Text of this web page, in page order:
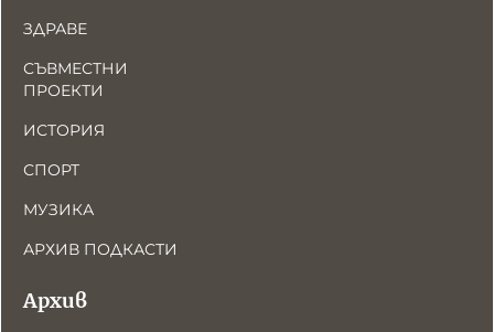
ЗДРАВЕ
СЪВМЕСТНИ
ПРОЕКТИ
ИСТОРИЯ
СПОРТ
МУЗИКА
АРХИВ ПОДКАСТИ
Архив